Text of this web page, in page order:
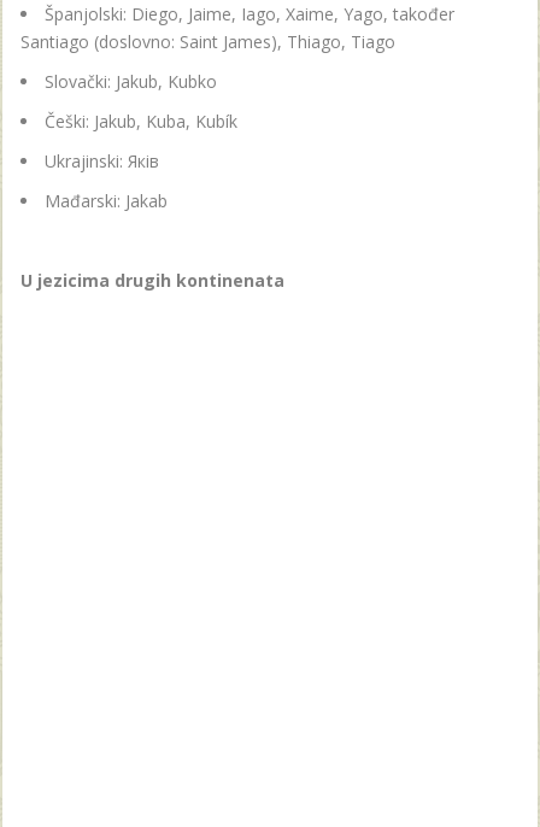
Španjolski: Diego, Jaime, Iago, Xaime, Yago, također
Santiago (doslovno: Saint James), Thiago, Tiago
Slovački: Jakub, Kubko
Češki: Jakub, Kuba, Kubík
Ukrajinski: Яків
Mađarski: Jakab
U jezicima drugih kontinenata